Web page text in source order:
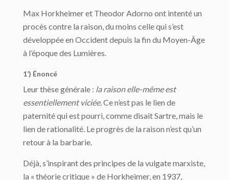
Max Horkheimer et Theodor Adorno ont intenté un
procès contre la raison, du moins celle qui s’est
développée en Occident depuis la fin du Moyen-Âge
à l’époque des Lumières.
1’) Énoncé
Leur thèse générale : la raison elle-même est
essentiellement viciée. Ce n’est pas le lien de
paternité qui est pourri, comme disait Sartre, mais le
lien de rationalité. Le progrès de la raison n’est qu’un
retour à la barbarie.
Déjà, s’inspirant des principes de la vulgate marxiste,
la « théorie critique » de Horkheimer, en 1937,